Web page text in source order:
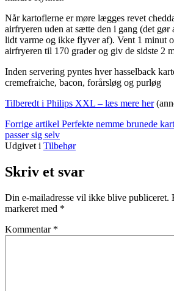
Når kartoflerne er møre lægges revet
airfryeren uden at sætte den i gang (det gør
lidt varme og ikke flyver af). Vent 1 minut
airfryeren til 170 grader og giv de sidste 2
Inden servering pyntes hver hasselback
cremefraiche, bacon, forårsløg og purløg
Tilberedt i Philips XXL – læs mere her
Læs
videre
Forrige artikel Perfekte nemme brunede
passer sig selv
Udgivet i Tilbehør
Skriv et svar
Din e-mailadresse vil ikke blive publiceret.
markeret med *
Kommentar *